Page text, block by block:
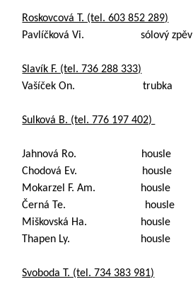
Roskovcová T. (tel. 603 852 289)
Pavlíčková Vi. sólový zpěv
Slavík F. (tel. 736 288 333)
Vašíček On. trubka
Sulková B. (tel. 776 197 402)
Jahnová Ro. housle
Chodová Ev. housle
Mokarzel F. Am. housle
Černá Te. housle
Miškovská Ha. housle
Thapen Ly. housle
Svoboda T. (tel. 734 383 981)